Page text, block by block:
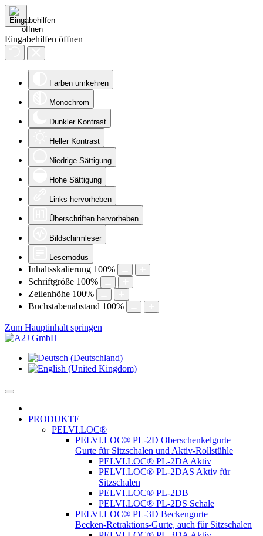
Eingabehilfen öffnen
Farben umkehren
Monochrom
Dunkler Kontrast
Heller Kontrast
Niedrige Sättigung
Hohe Sättigung
Links hervorheben
Überschriften hervorheben
Bildschirmleser
Lesemodus
Inhaltsskalierung 100%
Schriftgröße 100%
Zeilenhöhe 100%
Buchstabenabstand 100%
Zum Hauptinhalt springen
PRODUKTE
PELVI.LOC®
PELVI.LOC® PL-2D Oberschenkelgurte
Gurte für Sitzschalen und Aktiv-Rollstühle
PELVI.LOC® PL-2DA Aktiv
PELVI.LOC® PL-2DAS Aktiv für
Sitzschalen
PELVI.LOC® PL-2DB
PELVI.LOC® PL-2DS Schale
PELVI.LOC® PL-3D Beckengurte
Becken-Retraktions-Gurte, auch für Sitzschalen